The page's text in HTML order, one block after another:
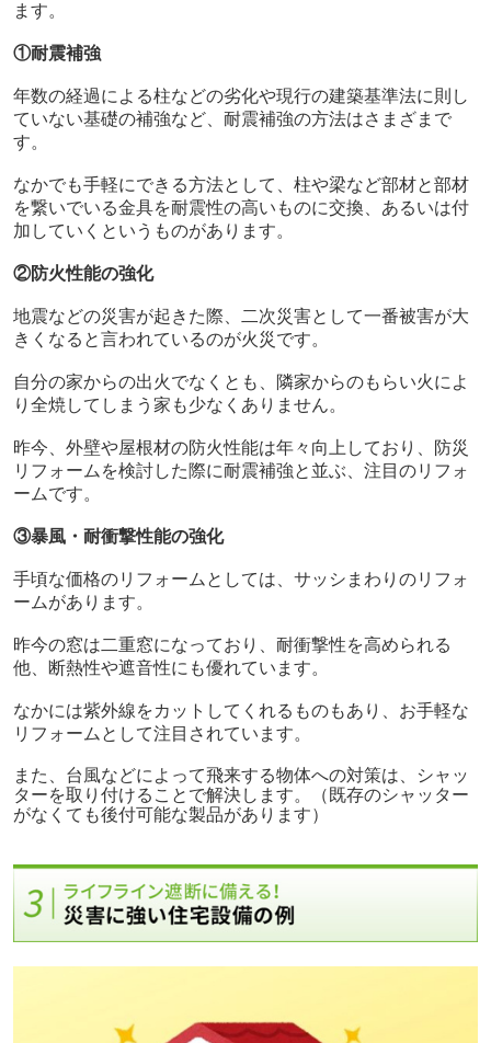
ます。
①耐震補強
年数の経過による柱などの劣化や現行の建築基準法に則し
ていない基礎の補強など、耐震補強の方法はさまざまで
す。
なかでも手軽にできる方法として、柱や梁など部材と部材
を繋いでいる金具を耐震性の高いものに交換、あるいは付
加していくというものがあります。
②防火性能の強化
地震などの災害が起きた際、二次災害として一番被害が大
きくなると言われているのが火災です。
自分の家からの出火でなくとも、隣家からのもらい火によ
り全焼してしまう家も少なくありません。
昨今、外壁や屋根材の防火性能は年々向上しており、防災
リフォームを検討した際に耐震補強と並ぶ、注目のリフォ
ームです。
③暴風・耐衝撃性能の強化
手頃な価格のリフォームとしては、サッシまわりのリフォ
ームがあります。
昨今の窓は二重窓になっており、耐衝撃性を高められる
他、断熱性や遮音性にも優れています。
なかには紫外線をカットしてくれるものもあり、お手軽な
リフォームとして注目されています。
また、台風などによって飛来する物体への対策は、シャッ
ターを取り付けることで解決します。（既存のシャッター
がなくても後付可能な製品があります）